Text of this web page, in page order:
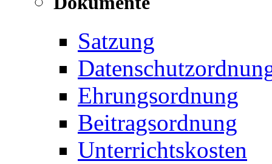
Satzung
Ehrungsordnung
Beitragsordnung
Unterrichtskosten